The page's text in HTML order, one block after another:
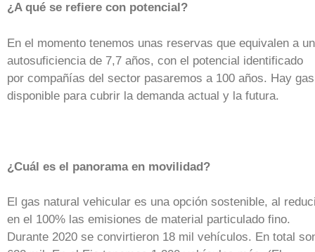
¿A qué se refiere con potencial?
En el momento tenemos unas reservas que equivalen a
autosuficiencia de 7,7 años, con el potencial identificado
por compañías del sector pasaremos a 100 años. Hay gas
disponible para cubrir la demanda actual y la futura.
¿Cuál es el panorama en movilidad?
El gas natural vehicular es una opción sostenible, al
en el 100% las emisiones de material particulado fino.
Durante 2020 se convirtieron 18 mil vehículos. En total